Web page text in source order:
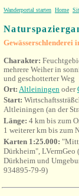
Wanderportal starten Home
Gewässerschlenderei
Charakter:
mehrere Weiher in
und geschotterter Weg
Ort: Altleiningen oder
Start:
Altleiningen (an der
Länge: 4 km bis zum
1 weiterer km bis zum
Karten 1:25.000:
Dürkheim", LVermGeo
Dürkheim und
934895-79-9)